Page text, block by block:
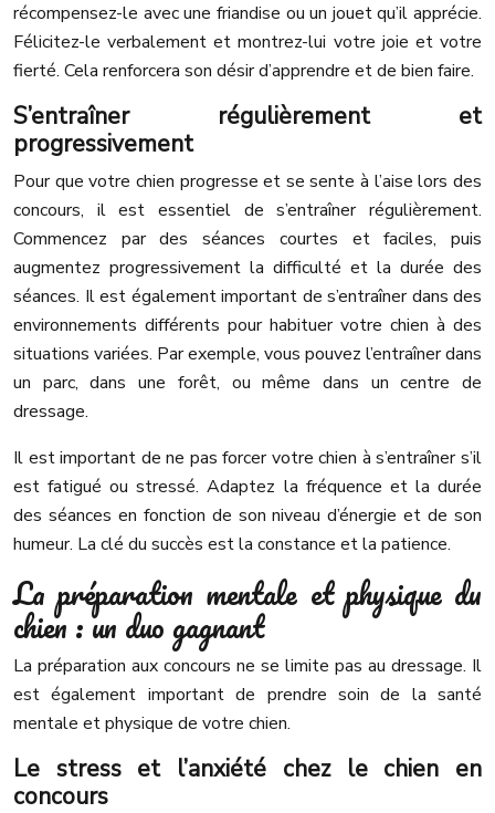
récompensez-le avec une friandise ou un jouet qu’il apprécie.
Félicitez-le verbalement et montrez-lui votre joie et votre
fierté. Cela renforcera son désir d’apprendre et de bien faire.
S’entraîner régulièrement et
progressivement
Pour que votre chien progresse et se sente à l’aise lors des
concours, il est essentiel de s’entraîner régulièrement.
Commencez par des séances courtes et faciles, puis
augmentez progressivement la difficulté et la durée des
séances. Il est également important de s’entraîner dans des
environnements différents pour habituer votre chien à des
situations variées. Par exemple, vous pouvez l’entraîner dans
un parc, dans une forêt, ou même dans un centre de
dressage.
Il est important de ne pas forcer votre chien à s’entraîner s’il
est fatigué ou stressé. Adaptez la fréquence et la durée
des séances en fonction de son niveau d’énergie et de son
humeur. La clé du succès est la constance et la patience.
La préparation mentale et physique du
chien : un duo gagnant
La préparation aux concours ne se limite pas au dressage. Il
est également important de prendre soin de la santé
mentale et physique de votre chien.
Le stress et l’anxiété chez le chien en
concours